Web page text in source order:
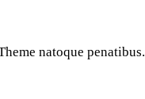
natoque penatibus.